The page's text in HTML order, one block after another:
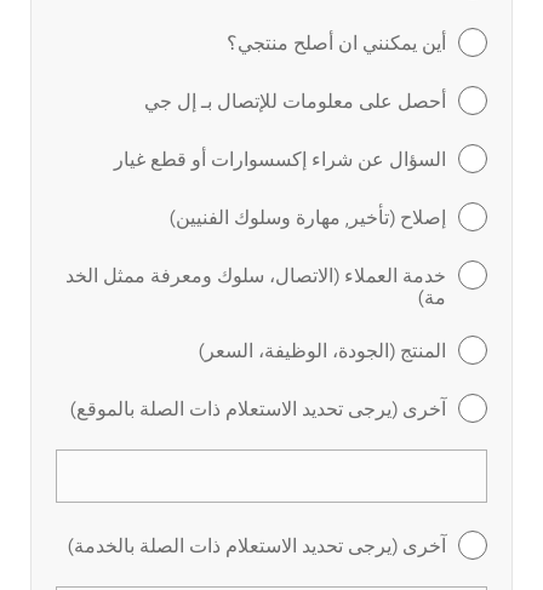
أين يمكنني ان أصلح منتجي؟
أحصل على معلومات للإتصال بـ إل جي
السؤال عن شراء إكسسوارات أو قطع غيار
إصلاح (تأخير, مهارة وسلوك الفنيين)
خدمة العملاء (الاتصال، سلوك ومعرفة ممثل الخد
مة)
المنتج (الجودة، الوظيفة، السعر)
آخرى (يرجى تحديد الاستعلام ذات الصلة بالموقع)
آخرى (يرجى تحديد الاستعلام ذات الصلة بالخدمة)